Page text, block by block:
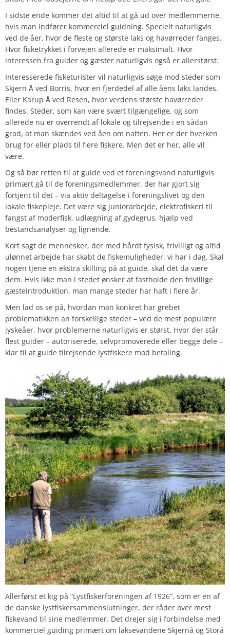
I sidste ende kommer det altid til at gå ud over medlemmerne,
hvis man indfører kommerciel guidning. Specielt naturligvis
ved de åer, hvor de fleste og største laks og havørreder fanges.
Hvor fisketrykket i forvejen allerede er maksimalt. Hvor
interessen fra guider og gæster naturligvis også er allerstørst.
Interesserede fisketurister vil naturligvis søge mod steder som
Skjern Å ved Borris, hvor en fjerdedel af alle åens laks landes.
Eller Karup Å ved Resen, hvor verdens største havørreder
findes. Steder, som kan være svært tilgængelige, og som
allerede nu er overrendt af lokale og tilrejsende i en sådan
grad, at man skændes ved åen om natten. Her er der hverken
brug for eller plads til flere fiskere. Men det er her, alle vil
være.
Og så bør retten til at guide ved et foreningsvand naturligvis
primært gå til de foreningsmedlemmer, der har gjort sig
fortjent til det – via aktiv deltagelse i foreningslivet og den
lokale fiskepleje. Det være sig juniorarbejde, elektrofiskeri til
fangst af moderfisk, udlægning af gydegrus, hjælp ved
bestandsanalyser og lignende.
Kort sagt de mennesker, der med hårdt fysisk, frivilligt og altid
ulønnet arbejde har skabt de fiskemuligheder, vi har i dag. Skal
nogen tjene en ekstra skilling på at guide, skal det da være
dem. Hvis ikke man i stedet ønsker at fastholde den frivillige
gæsteintroduktion, man mange steder har haft i flere år.
Men lad os se på, hvordan man konkret har grebet
problematikken an forskellige steder – ved de mest populære
jyskeåer, hvor problemerne naturligvis er størst. Hvor der står
flest guider – autoriserede, selvpromoverede eller begge dele –
klar til at guide tilrejsende lystfiskere mod betaling.
Allerførst et kig på “Lystfiskerforeningen af 1926”, som er en af
de danske lystfiskersammenslutninger, der råder over mest
fiskevand til sine medlemmer. Det drejer sig i forbindelse med
kommerciel guiding primært om laksevandene Skjernå og Storå